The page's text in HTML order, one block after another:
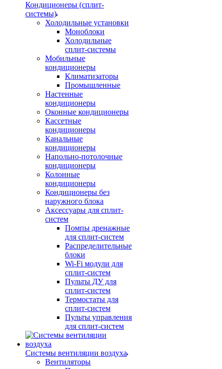
Кондиционеры (сплит-
системы)
Холодильные установки
Моноблоки
Холодильные
сплит-системы
Мобильные
кондиционеры
Климатизаторы
Промышленные
Настенные
кондиционеры
Оконные кондиционеры
Кассетные
кондиционеры
Канальные
кондиционеры
Напольно-потолочные
кондиционеры
Колонные
кондиционеры
Кондиционеры без
наружного блока
Аксессуары для сплит-
систем
Помпы дренажные
для сплит-систем
Распределительные
блоки
Wi-Fi модули для
сплит-систем
Пульты ДУ для
сплит-систем
Термостаты для
сплит-систем
Пульты управления
для сплит-систем
Системы вентиляции воздуха
Вентиляторы